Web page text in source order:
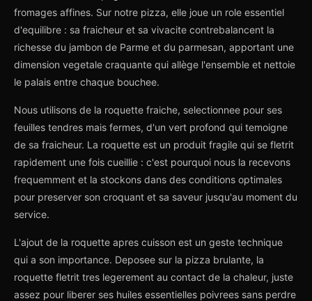
fromages affines. Sur notre pizza, elle joue un role essentiel
d'equilibre : sa fraicheur et sa vivacite contrebalancent la
richesse du jambon de Parme et du parmesan, apportant une
dimension vegetale craquante qui allège l'ensemble et nettoie
le palais entre chaque bouchee.
Nous utilisons de la roquette fraiche, selectionnee pour ses
feuilles tendres mais fermes, d'un vert profond qui temoigne
de sa fraicheur. La roquette est un produit fragile qui se fletrit
rapidement une fois cueillie : c'est pourquoi nous la recevons
frequemment et la stockons dans des conditions optimales
pour preserver son croquant et sa saveur jusqu'au moment du
service.
L'ajout de la roquette apres cuisson est un geste technique
qui a son importance. Deposee sur la pizza brulante, la
roquette fletrit tres legerement au contact de la chaleur, juste
assez pour liberer ses huiles essentielles poivrees sans perdre